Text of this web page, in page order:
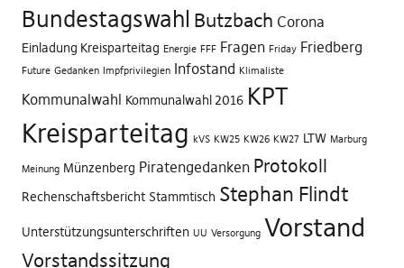
Bundestagswahl Butzbach Corona
Einladung Kreisparteitag Energie FFF Fragen Friday Friedberg
Future Gedanken Impfprivilegien Infostand Klimaliste
Kommunalwahl Kommunalwahl 2016 KPT
Kreisparteitag kVS KW25 KW26 KW27 LTW Marburg
Meinung Münzenberg Piratengedanken Protokoll
Rechenschaftsbericht Stammtisch Stephan Flindt
Unterstützungsunterschriften UU Versorgung Vorstand
Vorstandssitzung